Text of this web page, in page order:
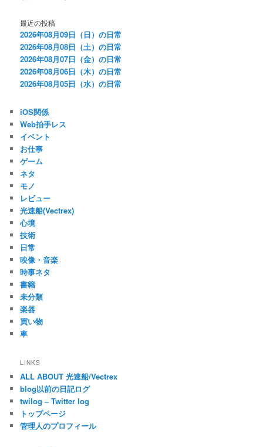
最近の投稿
2026年08月09日（日）の日常
2026年08月08日（土）の日常
2026年08月07日（金）の日常
2026年08月06日（木）の日常
2026年08月05日（水）の日常
iOS関係
Web拍手レス
イベント
お仕事
ゲーム
ネタ
モノ
レビュー
光速船(Vectrex)
心境
技術
日常
映像・音楽
時事ネタ
書籍
未分類
楽器
買い物
車
LINKS
ALL ABOUT 光速船/Vectrex
blog以前の日記ログ
twilog – Twitter log
トップページ
管理人のプロフィール